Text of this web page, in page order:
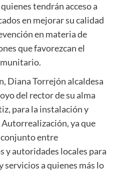
tendrán acceso a
en mejorar su calidad
en materia de
que favorezcan el
Diana Torrejón alcaldesa
del rector de su alma
para la instalación y
Autorrealización, ya que
entre
y autoridades locales para
a quienes más lo